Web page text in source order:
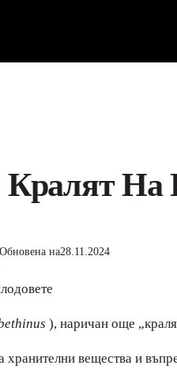
На
Обновена на28.11.2024
), наричан още
хранителни вещества и